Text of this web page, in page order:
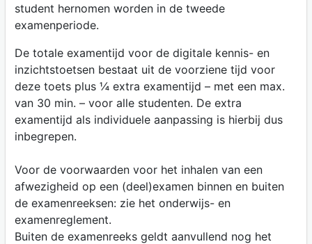
student hernomen worden in de tweede
examenperiode.
De totale examentijd voor de digitale kennis- en
inzichtstoetsen bestaat uit de voorziene tijd voor
deze toets plus ¼ extra examentijd – met een max.
van 30 min. – voor alle studenten. De extra
examentijd als individuele aanpassing is hierbij dus
inbegrepen.
Voor de voorwaarden voor het inhalen van een
afwezigheid op een (deel)examen binnen en buiten
de examenreeksen: zie het onderwijs- en
examenreglement.
Buiten de examenreeks geldt aanvullend nog het